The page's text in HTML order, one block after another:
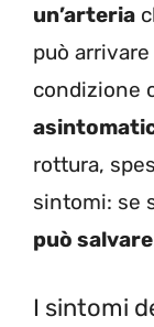
un’arteria
può
condizione
rottura,
sintomi: se
può salvare
I sintomi